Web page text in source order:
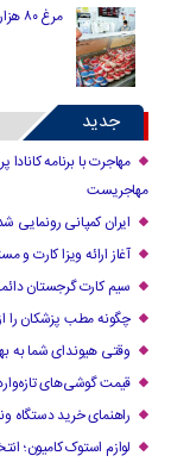
مرغ ۸۰ هزار تومانی آمد/ مرغ ارزان را از کجا بخریم؟
جدید
مهاجرت با برنامه
مهاجریست
ایران کمپانی رونمایی
آغاز ارائه ویزا کارت و
سیم کارت گرجستان
چگونه مطب پزشکان را
وقتی هیوندای شما به
قیمت گوشی‌های
راهنمای خرید دستگاه
لوازم استوک کامیون؛